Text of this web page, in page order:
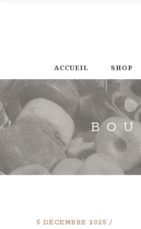
ACCUEIL SHOP
5 DÉCEMBRE 2025